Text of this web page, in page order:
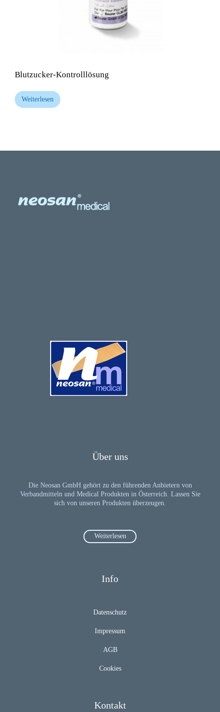
Blutzucker-Kontrolllösung
Weiterlesen
Über uns
Die Neosan GmbH gehört zu den führenden Anbietern von
Verbandmitteln und Medical Produkten in Österreich. Lassen Sie
sich von unseren Produkten überzeugen.
Weiterlesen
Info
Datenschutz
Impressum
AGB
Cookies
Kontakt